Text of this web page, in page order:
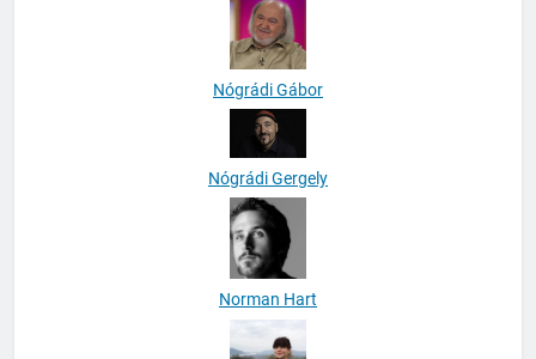
Nógrádi Gábor
Nógrádi Gergely
Norman Hart